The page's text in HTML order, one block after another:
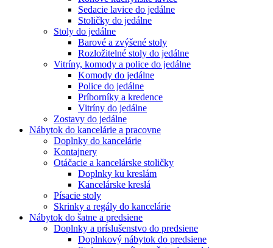
Sedacie lavice do jedálne
Stoličky do jedálne
Stoly do jedálne
Barové a zvýšené stoly
Rozložitelné stoly do jedálne
Vitríny, komody a police do jedálne
Komody do jedálne
Police do jedálne
Príborníky a kredence
Vitríny do jedálne
Zostavy do jedálne
Nábytok do kancelárie a pracovne
Doplnky do kancelárie
Kontajnery
Otáčacie a kancelárske stoličky
Doplnky ku kreslám
Kancelárske kreslá
Písacie stoly
Skrinky a regály do kancelárie
Nábytok do šatne a predsiene
Doplnky a príslušenstvo do predsiene
Doplnkový nábytok do predsiene